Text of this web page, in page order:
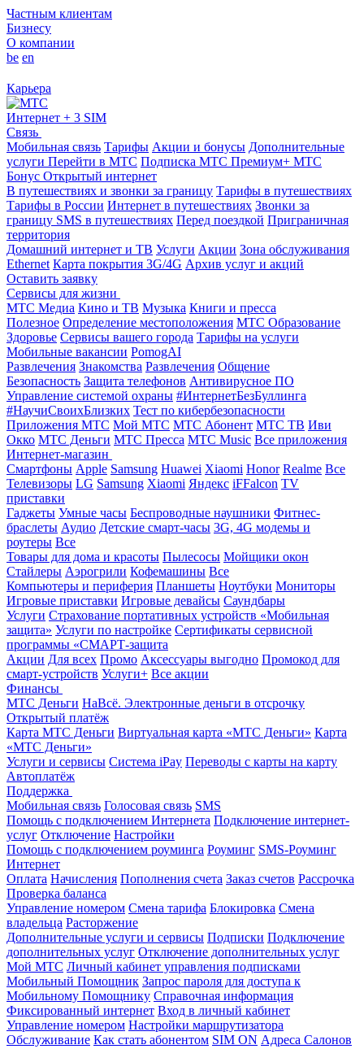
Частным клиентам
Бизнесу
О компании
be en
Карьера
Интернет + 3 SIM
Связь
Мобильная связь Тарифы Акции и бонусы Дополнительные
услуги Перейти в МТС Подписка МТС Премиум+ МТС
Бонус Открытый интернет
В путешествиях и звонки за границу Тарифы в путешествиях
Тарифы в России Интернет в путешествиях Звонки за
границу SMS в путешествиях Перед поездкой Приграничная
территория
Домашний интернет и ТВ Услуги Акции Зона обслуживания
Ethernet Карта покрытия 3G/4G Архив услуг и акций
Оставить заявку
Сервисы для жизни
МТС Медиа Кино и ТВ Музыка Книги и пресса
Полезное Определение местоположения МТС Образование
Здоровье Сервисы вашего города Тарифы на услуги
Мобильные вакансии PomogAI
Развлечения Знакомства Развлечения Общение
Безопасность Защита телефонов Антивирусное ПО
Управление системой охраны #ИнтернетБезБуллинга
#НаучиСвоихБлизких Тест по кибербезопасности
Приложения МТС Мой МТС МТС Абонент МТС ТВ Иви
Окко МТС Деньги МТС Пресса МТС Music Все приложения
Интернет-магазин
Смартфоны Apple Samsung Huawei Xiaomi Honor Realme Все
Телевизоры LG Samsung Xiaomi Яндекс iFFalcon TV
приставки
Гаджеты Умные часы Беспроводные наушники Фитнес-
браслеты Аудио Детские смарт-часы 3G, 4G модемы и
роутеры Все
Товары для дома и красоты Пылесосы Мойщики окон
Стайлеры Аэрогрили Кофемашины Все
Компьютеры и периферия Планшеты Ноутбуки Мониторы
Игровые приставки Игровые девайсы Саундбары
Услуги Страхование портативных устройств «Мобильная
защита» Услуги по настройке Сертификаты сервисной
программы «СМАРТ-защита
Акции Для всех Промо Аксессуары выгодно Промокод для
смарт-устройств Услуги+ Все акции
Финансы
МТС Деньги НаВсё. Электронные деньги в отсрочку
Открытый платёж
Карта МТС Деньги Виртуальная карта «МТС Деньги» Карта
«МТС Деньги»
Услуги и сервисы Система iPay Переводы с карты на карту
Автоплатёж
Поддержка
Мобильная связь Голосовая связь SMS
Помощь с подключением Интернета Подключение интернет-
услуг Отключение Настройки
Помощь с подключением роуминга Роуминг SMS-Роуминг
Интернет
Оплата Начисления Пополнения счета Заказ счетов Рассрочка
Проверка баланса
Управление номером Смена тарифа Блокировка Смена
владельца Расторжение
Дополнительные услуги и сервисы Подписки Подключение
дополнительных услуг Отключение дополнительных услуг
Мой МТС Личный кабинет управления подписками
Мобильный Помощник Запрос пароля для доступа к
Мобильному Помощнику Справочная информация
Фиксированный интернет Вход в личный кабинет
Управление номером Настройки маршрутизатора
Обслуживание Как стать абонентом SIM ON Адреса Салонов